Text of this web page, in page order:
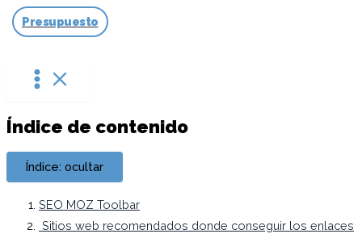
Presupuesto
Índice de contenido
Índice: ocultar
SEO MOZ Toolbar
Sitios web recomendados donde conseguir los enlaces